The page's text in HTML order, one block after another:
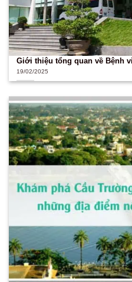
Giới thiệu tổng quan về Bệnh
19/02/2025